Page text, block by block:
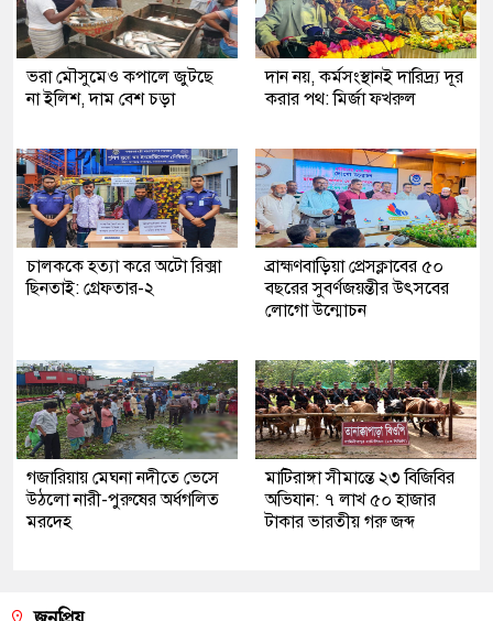
ভরা মৌসুমেও কপালে জুটছে
না ইলিশ, দাম বেশ চড়া
দান নয়, কর্মসংস্থানই দারিদ্র্য দূর
করার পথ: মির্জা ফখরুল
চালককে হত্যা করে অটো রিক্সা
ছিনতাই: গ্রেফতার-২
ব্রাহ্মণবাড়িয়া প্রেসক্লাবের ৫০
বছরের সুবর্ণজয়ন্তীর উৎসবের
লোগো উন্মোচন
গজারিয়ায় মেঘনা নদীতে ভেসে
উঠলো নারী-পুরুষের অর্ধগলিত
মরদেহ
মাটিরাঙ্গা সীমান্তে ২৩ বিজিবির
অভিযান: ৭ লাখ ৫০ হাজার
টাকার ভারতীয় গরু জব্দ